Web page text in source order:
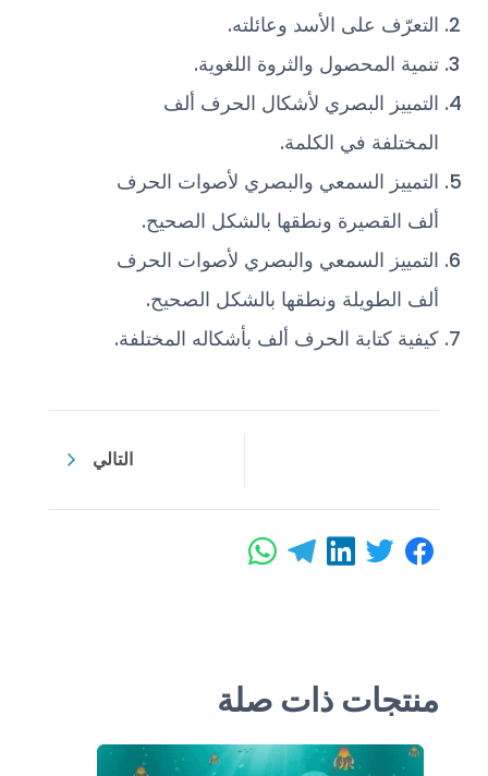
التعرّف على الأسد وعائلته.
تنمية المحصول والثروة اللغوية.
التمييز البصري لأشكال الحرف ألف
المختلفة في الكلمة.
التمييز السمعي والبصري لأصوات الحرف
ألف القصيرة ونطقها بالشكل الصحيح.
التمييز السمعي والبصري لأصوات الحرف
ألف الطويلة ونطقها بالشكل الصحيح.
كيفية كتابة الحرف ألف بأشكاله المختلفة.
التالي
منتجات ذات صلة